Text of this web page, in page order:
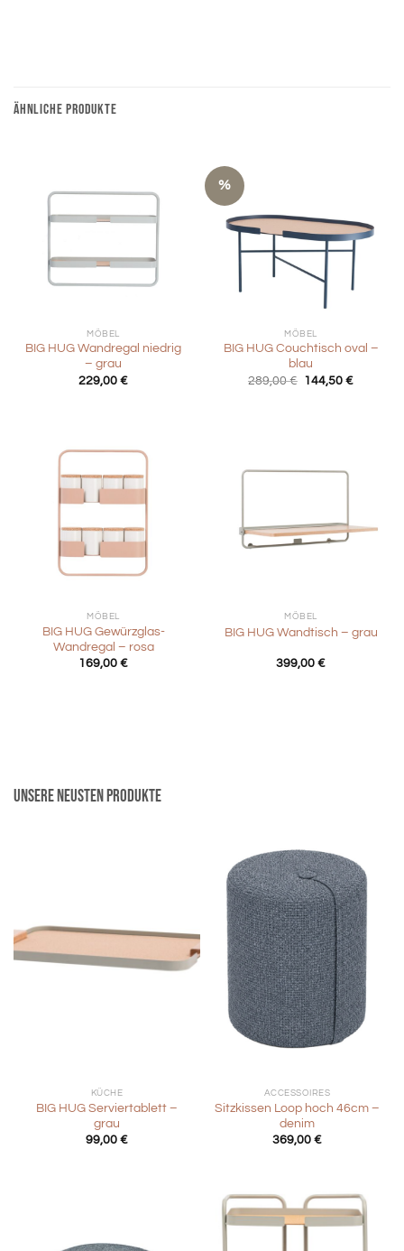
ÄHNLICHE PRODUKTE
MÖBEL
BIG HUG Wandregal niedrig
– grau
229,00 €
%
MÖBEL
BIG HUG Couchtisch oval –
blau
289,00€ Ursprünglicher
144,50€Aktueller
MÖBEL
BIG HUG Gewürzglas-
Wandregal – rosa
169,00 €
MÖBEL
BIG HUG Wandtisch – grau
399,00 €
Unsere neusten Produkte
KÜCHE
BIG HUG Serviertablett –
grau
99,00 €
ACCESSOIRES
Sitzkissen Loop hoch 46cm –
denim
369,00 €